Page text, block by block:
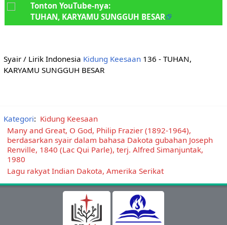
Tonton YouTube-nya:
TUHAN, KARYAMU SUNGGUH BESAR
Syair / Lirik Indonesia Kidung Keesaan136 - TUHAN,
KARYAMU SUNGGUH BESAR
Kategori: Kidung Keesaan
Many and Great, O God, Philip Frazier (1892-1964),
berdasarkan syair dalam bahasa Dakota gubahan Joseph
Renville, 1840 (Lac Qui Parle), terj. Alfred Simanjuntak,
1980
Lagu rakyat Indian Dakota, Amerika Serikat